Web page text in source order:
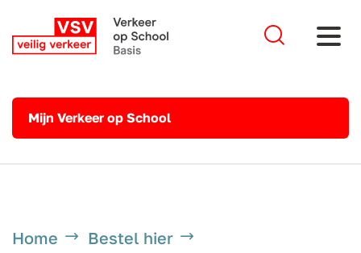
Mijn Verkeer op School
Home
Bestel hier